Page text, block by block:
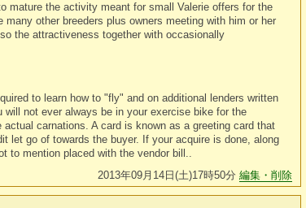
mature the activity meant for small Valerie offers for the
other breeders plus owners meeting with him or her
the attractiveness together with occasionally
to learn how to "fly" and on additional lenders written
not ever always be in your exercise bike for the
carnations. A card is known as a greeting card that
let go of towards the buyer. If your acquire is done, along
to mention placed with the vendor bill..
2013年09月14日(土)17時50分 編集・削除